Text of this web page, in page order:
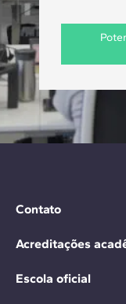
Contato
Acreditações
Escola oficial